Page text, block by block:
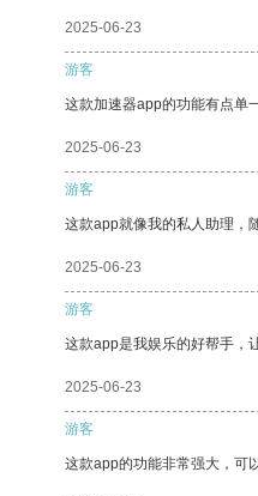
2025-06-23
游客
这款加速器app的功能有点单
2025-06-23
游客
这款app就像我的私人助理，
2025-06-23
游客
这款app是我娱乐的好帮手，
2025-06-23
游客
这款app的功能非常强大，可